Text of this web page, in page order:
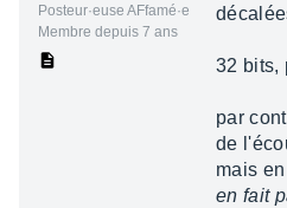
Posteur·euse AFfamé·e
Membre depuis 7 ans
32 bits,
par
de
mais
en fait